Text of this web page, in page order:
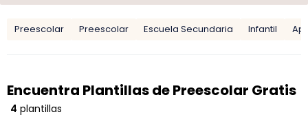
Preescolar Preescolar Escuela Secundaria Infantil
Encuentra Plantillas de Preescolar Gratis
4 plantillas